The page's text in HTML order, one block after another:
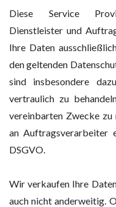
Diese Service
Dienstleister und
Ihre Daten
den geltenden
sind insbesondere
vertraulich zu
vereinbarten Zwecke
an Auftragsverarbeiter
DSGVO.
Wir verkaufen Ihre
auch nicht anderweitig.